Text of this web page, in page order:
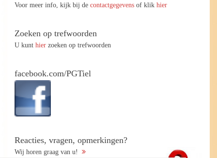
Voor meer info, kijk bij de contactgegevens of klik hier
Zoeken op trefwoorden
U kunt hier zoeken op trefwoorden
facebook.com/PGTiel
Reacties, vragen, opmerkingen?
Wij horen graag van u!